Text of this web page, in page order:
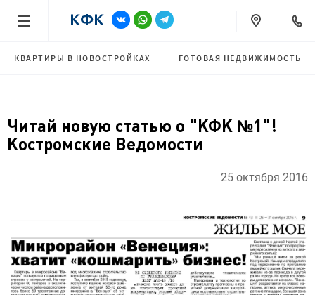
КВАРТИРЫ В НОВОСТРОЙКАХ ГОТОВАЯ НЕДВИЖИМОСТЬ
Читай новую статью о "КФК №1"!
Костромские Ведомости
25 октября 2016